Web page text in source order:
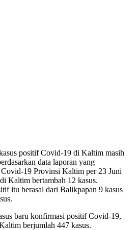
positif Covid-19 di Kaltim masih
data laporan yang
19 Provinsi Kaltim per 23 Juni
Kaltim bertambah 12 kasus.
itu berasal dari Balikpapan 9 kasus
baru konfirmasi positif Covid-19,
berjumlah 447 kasus.